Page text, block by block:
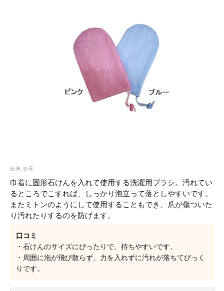
出典:楽天
巾着に固形石けんを入れて使用する洗濯用ブラシ。汚れてい
るところでこすれば、しっかり泡立って落としやすいです。
またミトンのようにして使用することもでき、爪が傷ついた
り汚れたりするのを防げます。
口コミ
・石けんのサイズにぴったりで、持ちやすいです。
・周囲に泡が飛び散らず、力を入れずに汚れが落ちてびっく
りです。